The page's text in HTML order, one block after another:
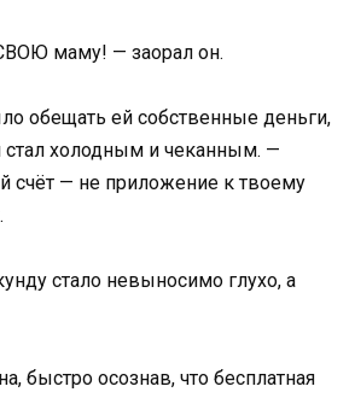
маму! — заорал он.
обещать ей собственные деньги,
стал холодным и чеканным. —
счёт — не приложение к твоему
стало невыносимо глухо, а
быстро осознав, что бесплатная